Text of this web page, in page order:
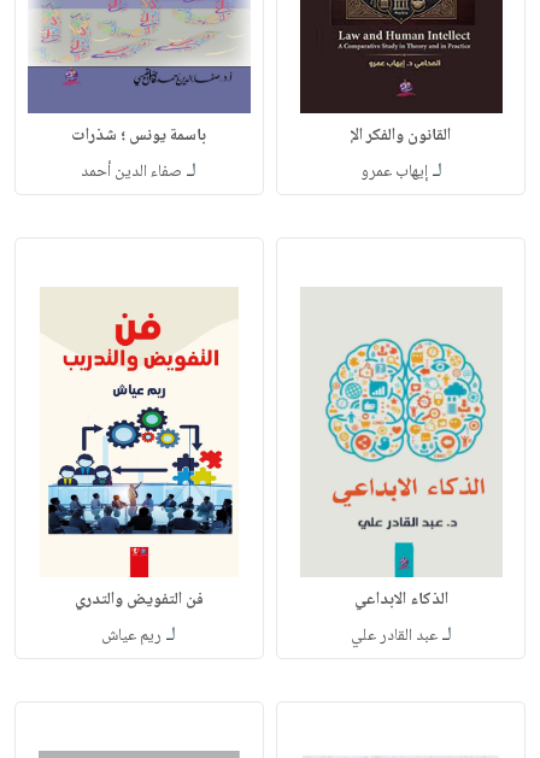
القانون والفكر الإ
لـإيهاب عمرو
باسمة يونس ؛ شذرات
لـ صفاء الدين أحمد
الذكاء الابداعي
لـعبد القادر علي
فن التفويض والتدري
لـ ريم عياش